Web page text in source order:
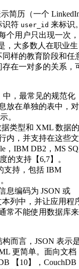
简历（一个
识符 user_id 来标识
个用户只出现一次，
，大多数人在职业生
样的教育阶段和任
在一对多的关系，
中，最常见的规范化
放在单独的表中，对
。
类型和 XML 数据的
内，并支持在这些文
，IBM DB2，MS
的支持【6,7】。
支持，包括 IBM
息编码为 JSON 或
列中，并让应用程
常不能使用数据库来
而言，JSON 表示
更简单。面向文档
【10】，CouchDB